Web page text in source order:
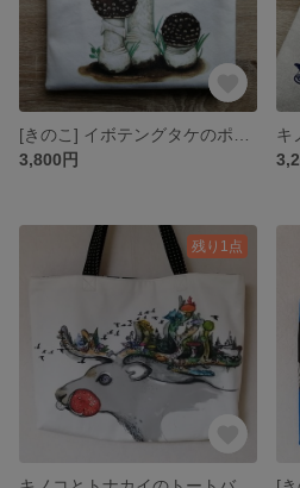
3,800円
キ
残り1点